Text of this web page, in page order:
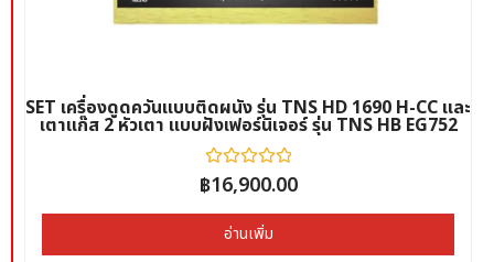
SET เครื่องดูดควันแบบติดผนัง รุ่น TNS HD 1690 H-CC และ
เตาแก๊ส 2 หัวเตา แบบฝังเฟอร์นิเจอร์ รุ่น TNS HB EG752
ให้
คะแนน
ตั้งแต่
5
฿16,900.00
อ่านเพิ่ม